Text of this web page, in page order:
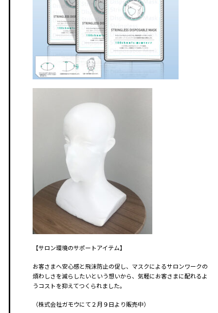
【サロン環境のサポートアイテム】
お客さまへ安心感と飛沫防止の促し、マスクによるサロンワークの
煩わしさを減らしたいという想いから、気軽にお客さまに配れるよ
うコストを抑えてつくられました。
（株式会社ガモウにて２月９日より販売中）